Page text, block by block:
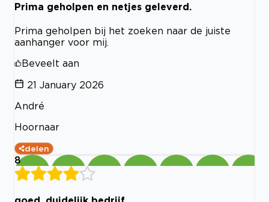
Prima geholpen en netjes geleverd.
Prima geholpen bij het zoeken naar de juiste
aanhanger voor mij.
Beveelt aan
21 January 2026
André
Hoornaar
delen
8